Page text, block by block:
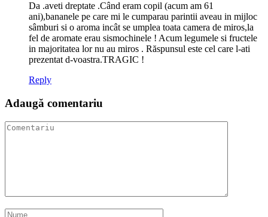
Da .aveti dreptate .Când eram copil (acum am 61
ani),bananele pe care mi le cumparau parintii aveau in mijloc
sâmburi si o aroma incât se umplea toata camera de miros,la
fel de aromate erau sismochinele ! Acum legumele si fructele
in majoritatea lor nu au miros . Răspunsul este cel care l-ati
prezentat d-voastra.TRAGIC !
Reply
Adaugă comentariu